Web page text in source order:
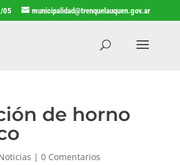
05 municipalidad@trenquelauquen.gov.ar
de horno
| 0 Comentarios